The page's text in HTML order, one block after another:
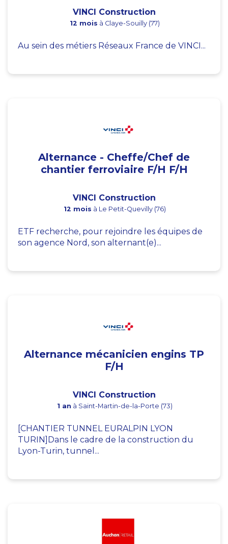
VINCI Construction
12 mois à Claye-Souilly (77)
Au sein des métiers Réseaux France de VINCI...
Alternance - Cheffe/Chef de
chantier ferroviaire F/H F/H
VINCI Construction
12 mois à Le Petit-Quevilly (76)
ETF recherche, pour rejoindre les équipes de
son agence Nord, son alternant(e)...
Alternance mécanicien engins TP
F/H
VINCI Construction
1 an à Saint-Martin-de-la-Porte (73)
[CHANTIER TUNNEL EURALPIN LYON
TURIN]Dans le cadre de la construction du
Lyon-Turin, tunnel...